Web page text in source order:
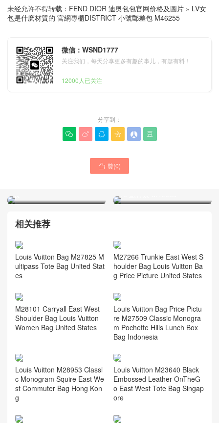
未经允许不得转载： FEND DIOR 迪奥包包官网价格及圖片 » LV女
包是什麽材質的 官網專櫃DISTRICT 小號郵差包 M46255
微信：WSND1777
关注我们，每天分享更多有趣的事儿，有趣有料！
12000人已关注
分享到：
     
 贊(0)
LV包包經典款式官網大全
相关推荐
Louis Vuitton Bag M27825 M
ultipass Tote Bag United Stat
es
M27266 Trunkie East West S
houlder Bag Louis Vuitton Ba
g Price Picture United States
M28101 Carryall East West
Shoulder Bag Louis Vuitton
Women Bag United States
Louis Vuitton Bag Price Pictu
re M27509 Classic Monogra
m Pochette Hills Lunch Box
Bag Indonesia
Louis Vuitton M28953 Classi
c Monogram Squire East We
st Commuter Bag Hong Kon
g
Louis Vuitton M23640 Black
Embossed Leather OnTheG
o East West Tote Bag Singap
ore